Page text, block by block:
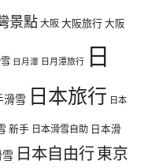
景點大阪大阪旅行大阪
日月潭 日月潭旅行 日
滑雪 日本旅行 日本
新手 日本滑雪自助 日本滑
日本自由行東京